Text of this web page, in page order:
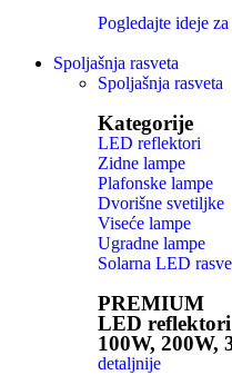
Pogledajte ideje
Spoljašnja rasveta
Spoljašnja rasveta
Kategorije
LED reflektori
Zidne lampe
Plafonske lampe
Dvorišne svetiljke
Viseće lampe
Ugradne lampe
Solarna LED
PREMIUM
LED reflektori
100W, 200W,
detaljnije